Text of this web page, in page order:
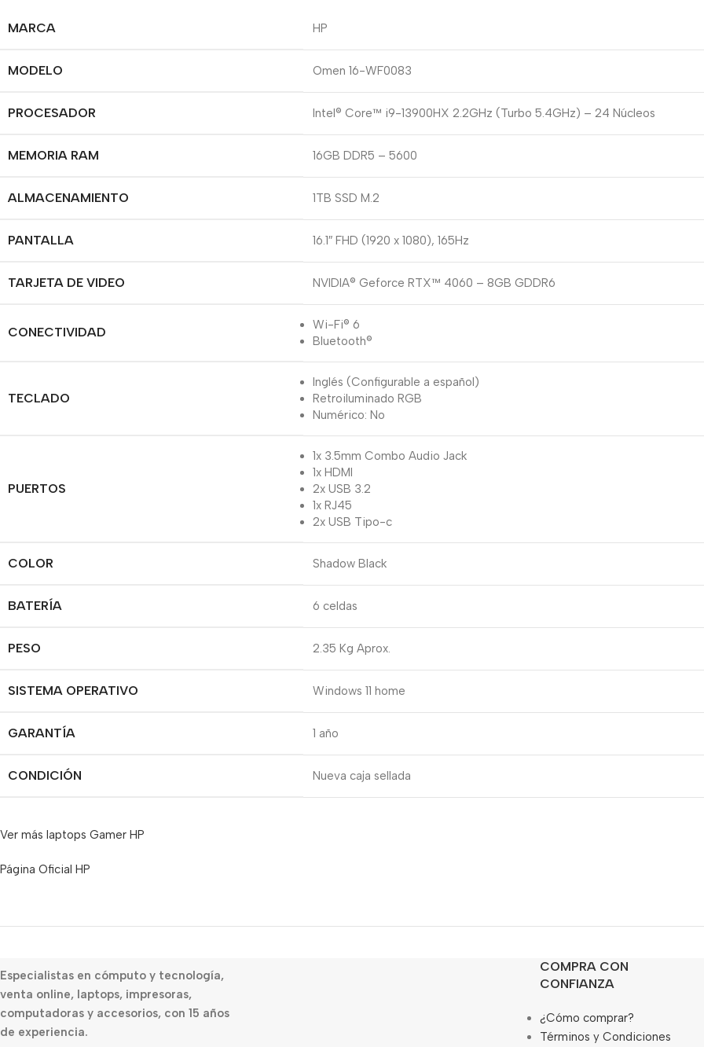
MARCA HP
MODELO Omen 16-WF0083
PROCESADOR Intel® Core™ i9-13900HX 2.2GHz (Turbo 5.4GHz) – 24 Núcleos
MEMORIA RAM 16GB DDR5 – 5600
ALMACENAMIENTO 1TB SSD M.2
PANTALLA 16.1″ FHD (1920 x 1080), 165Hz
TARJETA DE VIDEO NVIDIA® Geforce RTX™ 4060 – 8GB GDDR6
CONECTIVIDAD
Wi-Fi® 6
Bluetooth®
TECLADO
Inglés (Configurable a español)
Retroiluminado RGB
Numérico: No
PUERTOS
1x 3.5mm Combo Audio Jack
1x HDMI
2x USB 3.2
1x RJ45
2x USB Tipo-c
COLOR Shadow Black
BATERÍA 6 celdas
PESO 2.35 Kg Aprox.
SISTEMA OPERATIVO Windows 11 home
GARANTÍA 1 año
CONDICIÓN Nueva caja sellada
Ver más laptops Gamer HP
Página Oficial HP
Especialistas en cómputo y tecnología,
venta online, laptops, impresoras,
computadoras y accesorios, con 15 años
de experiencia.
COMPRA CON
CONFIANZA
¿Cómo comprar?
Términos y Condiciones